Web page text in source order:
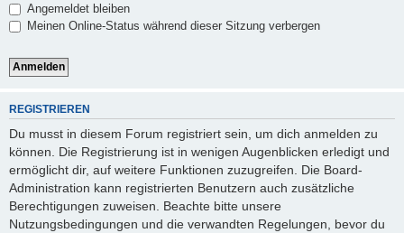
Angemeldet bleiben
Meinen Online-Status während dieser Sitzung verbergen
REGISTRIEREN
Du musst in diesem Forum registriert sein, um dich anmelden zu
können. Die Registrierung ist in wenigen Augenblicken erledigt und
ermöglicht dir, auf weitere Funktionen zuzugreifen. Die Board-
Administration kann registrierten Benutzern auch zusätzliche
Berechtigungen zuweisen. Beachte bitte unsere
Nutzungsbedingungen und die verwandten Regelungen, bevor du